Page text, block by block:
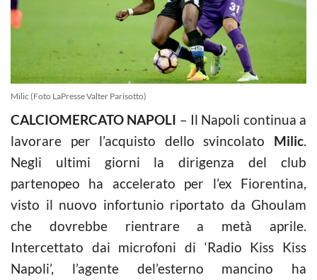
Milic (Foto LaPresse Valter Parisotto)
CALCIOMERCATO NAPOLI – Il Napoli continua a
lavorare per l’acquisto dello svincolato Milic.
Negli ultimi giorni la dirigenza del club
partenopeo ha accelerato per l’ex Fiorentina,
visto il nuovo infortunio riportato da Ghoulam
che dovrebbe rientrare a metà aprile.
Intercettato dai microfoni di ‘Radio Kiss Kiss
Napoli’, l’agente del’esterno mancino ha